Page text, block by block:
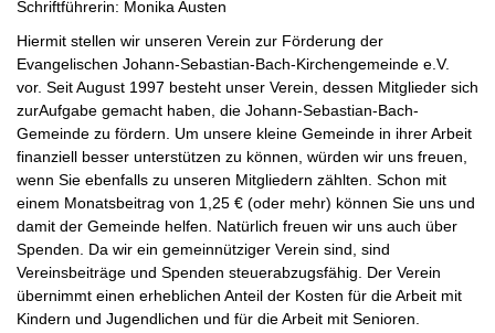
Schriftführerin: Monika Austen
Hiermit stellen wir unseren Verein zur Förderung der
Evangelischen Johann-Sebastian-Bach-Kirchengemeinde e.V.
vor. Seit August 1997 besteht unser Verein, dessen Mitglieder sich
zurAufgabe gemacht haben, die Johann-Sebastian-Bach-
Gemeinde zu fördern. Um unsere kleine Gemeinde in ihrer Arbeit
finanziell besser unterstützen zu können, würden wir uns freuen,
wenn Sie ebenfalls zu unseren Mitgliedern zählten. Schon mit
einem Monatsbeitrag von 1,25 € (oder mehr) können Sie uns und
damit der Gemeinde helfen. Natürlich freuen wir uns auch über
Spenden. Da wir ein gemeinnütziger Verein sind, sind
Vereinsbeiträge und Spenden steuerabzugsfähig. Der Verein
übernimmt einen erheblichen Anteil der Kosten für die Arbeit mit
Kindern und Jugendlichen und für die Arbeit mit Senioren.